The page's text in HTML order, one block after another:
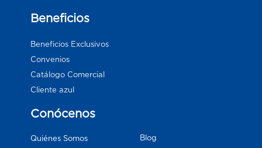
Beneficios
Beneficios Exclusivos
Convenios
Catálogo Comercial
Cliente azul
Conócenos
Quiénes Somos
Blog